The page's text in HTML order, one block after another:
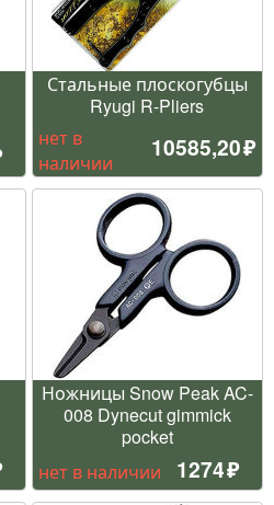
Стальные плоскогубцы
Ryugi R-Pliers
нет в
наличии
10585,20
Ножницы Snow Peak AC-
008 Dynecut gimmick
pocket
нет в наличии
1274